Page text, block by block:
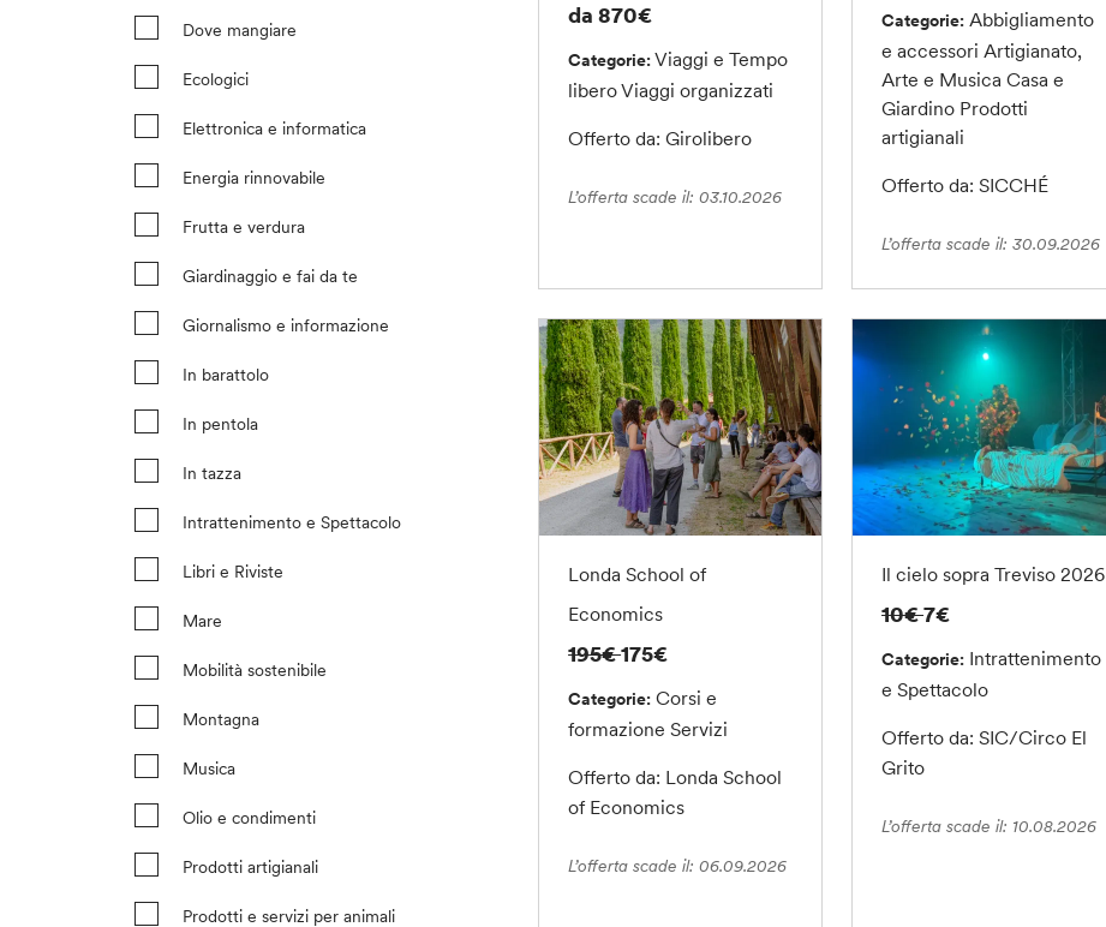
Dove mangiare
Ecologici
Elettronica e informatica
Energia rinnovabile
Frutta e verdura
Giardinaggio e fai da te
Giornalismo e informazione
In barattolo
In pentola
In tazza
Intrattenimento e Spettacolo
Libri e Riviste
Mare
Mobilità sostenibile
Montagna
Musica
Olio e condimenti
Prodotti artigianali
Prodotti e servizi per animali
da 870€
Categorie:Viaggi e Tempo
liberoViaggi organizzati
Offerto da: Girolibero
L’offerta scade il: 03.10.2026
Categorie: Abbigliamento
e accessoriArtigianato,
Arte e MusicaCasa e
Giardino Prodotti
artigianali
Offerto da: SICCHÉ
L’offerta scade il: 30.09.2026
Londa School of
Economics
195€175€
Categorie: Corsi e
formazioneServizi
Offerto da: Londa School
of Economics
L’offerta scade il: 06.09.2026
Il cielo sopra Treviso 2026
10€7€
Categorie: Intrattenimento
e Spettacolo
Offerto da: SIC/Circo El
Grito
L’offerta scade il: 10.08.2026